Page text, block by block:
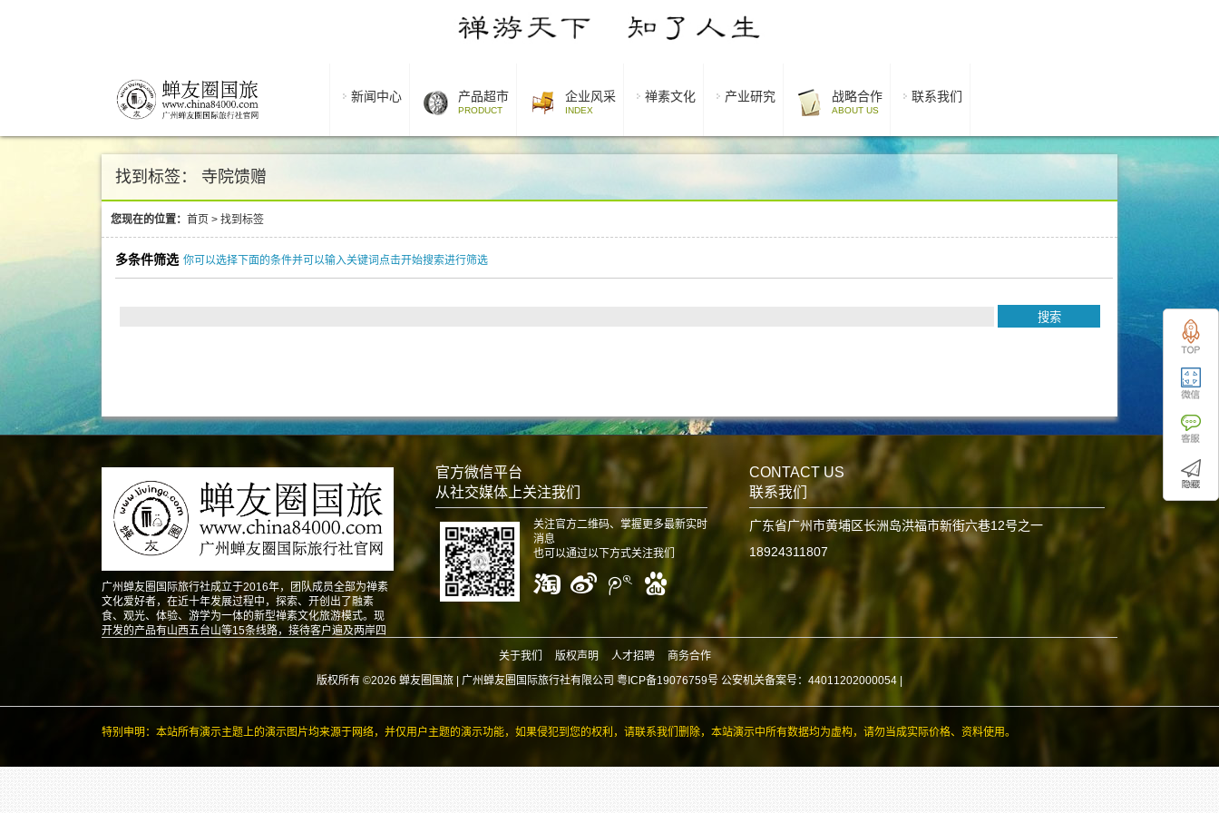
新闻中心 产品超市
PRODUCT
企业风采
INDEX
禅素文化 产业研究 战略合作
ABOUT US
联系我们
找到标签： 寺院馈赠
您现在的位置： 首页 > 找到标签
多条件筛选 你可以选择下面的条件并可以输入关键词点击开始搜索进行筛选
广州蝉友圈国际旅行社成立于2016年，团队成员全部为禅素
文化爱好者，在近十年发展过程中，探索、开创出了融素
食、观光、体验、游学为一体的新型禅素文化旅游模式。现
开发的产品有山西五台山等15条线路，接待客户遍及两岸四
官方微信平台
从社交媒体上关注我们
关注官方二维码、掌握更多最新实时
消息
也可以通过以下方式关注我们
CONTACT US
联系我们
广东省广州市黄埔区长洲岛洪福市新街六巷12号之一
18924311807
关于我们 版权声明 人才招聘
商务合作
版权所有 ©2026 蝉友圈国旅 | 广州蝉友圈国际旅行社有限公司 粤ICP备19076759号 公安机关备案号：44011202000054
特别申明：本站所有演示主题上的演示图片均来源于网络，并仅用户主题的演示功能，如果侵犯到您的权利，请联系我们删除，本站演示中所有数据均为虚构，请勿当成实际价格、资料使用。